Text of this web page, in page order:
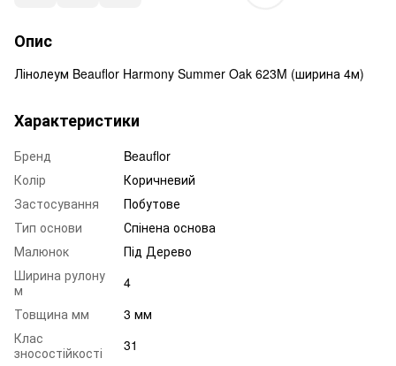
Опис
Лінолеум Beauflor Harmony Summer Oak 623M (ширина 4м)
Характеристики
Бренд
Beauflor
Колір
Коричневий
Застосування
Побутове
Тип основи
Спінена основа
Малюнок
Під Дерево
Ширина рулону
м
4
Товщина мм
3 мм
Клас
зносостійкості
31